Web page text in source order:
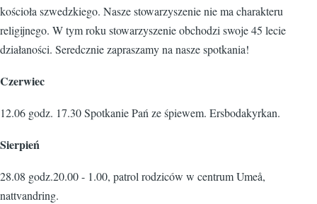
kościoła szwedzkiego. Nasze stowarzyszenie nie ma charakteru
religijnego. W tym roku stowarzyszenie obchodzi swoje 45 lecie
działaności. Seredcznie zapraszamy na nasze spotkania!
Czerwiec
12.06 godz. 17.30 Spotkanie Pań ze śpiewem. Ersbodakyrkan.
Sierpień
28.08 godz.20.00 - 1.00, patrol rodziców w centrum Umeå,
nattvandring.